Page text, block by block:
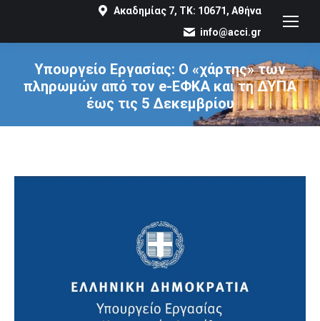
Ακαδημίας 7, ΤΚ: 10671, Αθήνα
info@acci.gr
Υπουργείο Εργασίας: Ο «χάρτης» των
πληρωμών από τον e-ΕΦΚΑ και τη ΔΥΠΑ
έως τις 5 Δεκεμβρίου
You are here: